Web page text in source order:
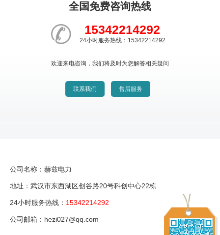
全国免费咨询热线
15342214292
24小时服务热线：15342214292
欢迎来电咨询，我们将及时为您解答相关疑问
联系我们 售后服务
公司名称：赫兹电力
地址：武汉市东西湖区创谷路20号科创中心22栋
24小时服务热线： 15342214292
公司邮箱：hezi027@qq.com